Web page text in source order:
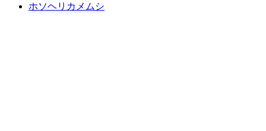
ホソヘリカメムシ